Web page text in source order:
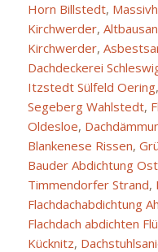
Horn Billstedt,
Kirchwerder,
Kirchwerder,
Dachdeckerei
Itzstedt Sülfeld Oering,
Segeberg Wahlstedt,
Oldesloe,
Blankenese Rissen,
Bauder Abdichtung
Timmendorfer Strand,
Flachdachabdichtung
Flachdach abdichten
Kücknitz,